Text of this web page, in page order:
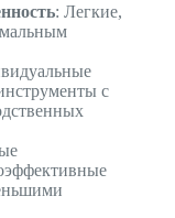
: Легкие,
с